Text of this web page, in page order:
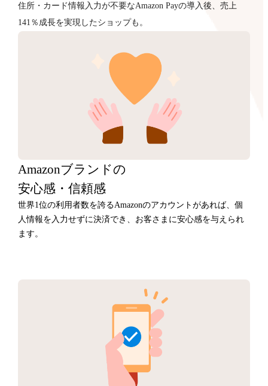
住所・カード情報入力が不要なAmazon Payの導入後、売上
141％成長を実現したショップも。
Amazonブランドの
安心感・信頼感
世界1位の利用者数を誇るAmazonのアカウントがあれば、個
人情報を入力せずに決済でき、お客さまに安心感を与えられ
ます。